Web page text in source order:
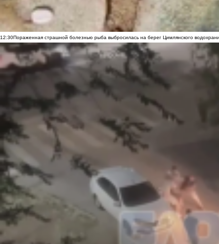
12:30Пораженная страшной болезнью рыба выбросилась на берег Цимлянского